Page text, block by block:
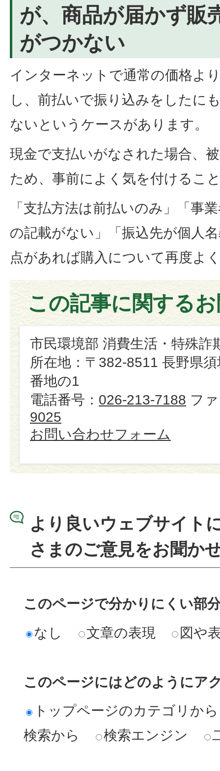
が、商品が届かず販
がつかない
インターネットで通常の価格よ
し、前払いで振り込みをしたに
ないというケースがあります。
現金で支払いがなされた場合、
ため、事前によく気を付けるこ
「支払方法は前払いのみ」「事
の記載がない」「振込先が個人
点があれば購入について再度よ
この記事に関する
市民環境部 消費生活・特殊詐
所在地：〒382-8511 長野県
番地の1
電話番号： 026-213-7188 フ
9025
お問い合わせフォーム
より良いウェブサイト
さまのご意見をお聞か
このページで分かりにくい部
なし
文章の表現 図や
このページにはどのようにア
トップページのカテゴリから
検索から
検索エンジン